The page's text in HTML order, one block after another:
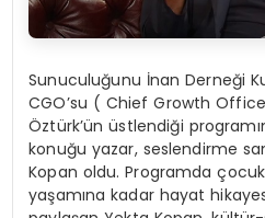
Sunuculuğunu İnan Derneği
CGO’su ( Chief Growth
Öztürk’ün üstlendiği
konuğu yazar, seslendirme
Kopan oldu. Programda
yaşamına kadar hayat